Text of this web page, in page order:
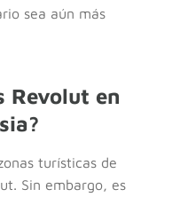
sea aún más
Revolut en
turísticas de
Sin embargo, es